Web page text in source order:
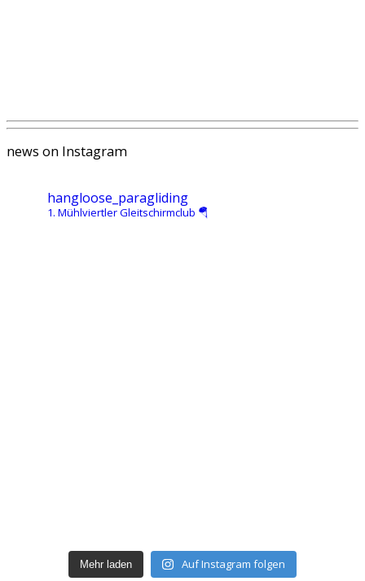
news on Instagram
hangloose_paragliding
1. Mühlviertler Gleitschirmclub 🪂
Mehr laden Auf Instagram folgen